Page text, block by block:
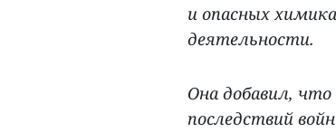
и опасных
деятельности.
Она добавил,
последствий